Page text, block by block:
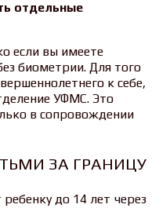
отдельные
если вы имеете
биометрии. Для того
к себе,
УФМС. Это
в сопровождении
ЗА ГРАНИЦУ